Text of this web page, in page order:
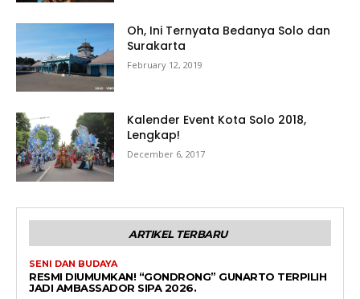
Oh, Ini Ternyata Bedanya Solo dan
Surakarta
February 12, 2019
Kalender Event Kota Solo 2018,
Lengkap!
December 6, 2017
ARTIKEL TERBARU
SENI DAN BUDAYA
RESMI DIUMUMKAN! “GONDRONG” GUNARTO TERPILIH
JADI AMBASSADOR SIPA 2026.